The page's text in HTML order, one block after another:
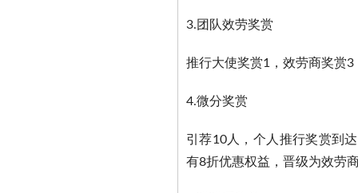
3.团队效劳奖赏
推行大使奖赏1，效劳商奖赏
4.微分奖赏
引荐10人，个人推行奖赏到
有8折优惠权益，晋级为效劳